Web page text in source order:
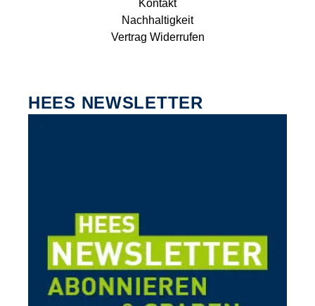
Kontakt
Nachhaltigkeit
Vertrag Widerrufen
HEES NEWSLETTER